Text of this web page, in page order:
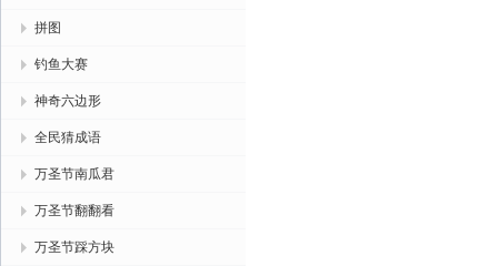
拼图
钓鱼大赛
神奇六边形
全民猜成语
万圣节南瓜君
万圣节翻翻看
万圣节踩方块